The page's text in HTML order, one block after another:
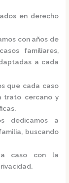
en derecho
con años de
familiares,
a cada
que cada caso
trato cercano y
dedicamos a
buscando
caso con la